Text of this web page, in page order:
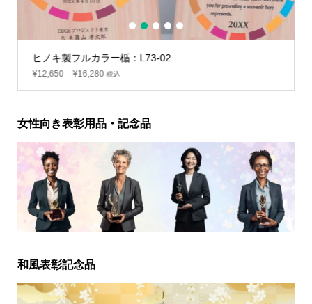
ヒノキ製フルカラー楯：L73-02
¥12,650 –¥16,280 税込
1 2 3 4 5
女性向き表彰用品・記念品
和風表彰記念品